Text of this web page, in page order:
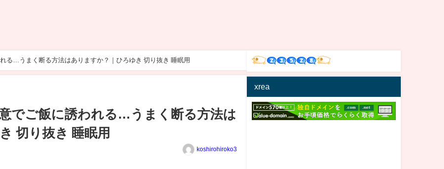
る…うまく断る方法はありますか？｜ひろゆき 切り抜き 睡眠用
でご飯に誘われる…うまく断る方法は
切り抜き 睡眠用
koshirohiroko3
xrea